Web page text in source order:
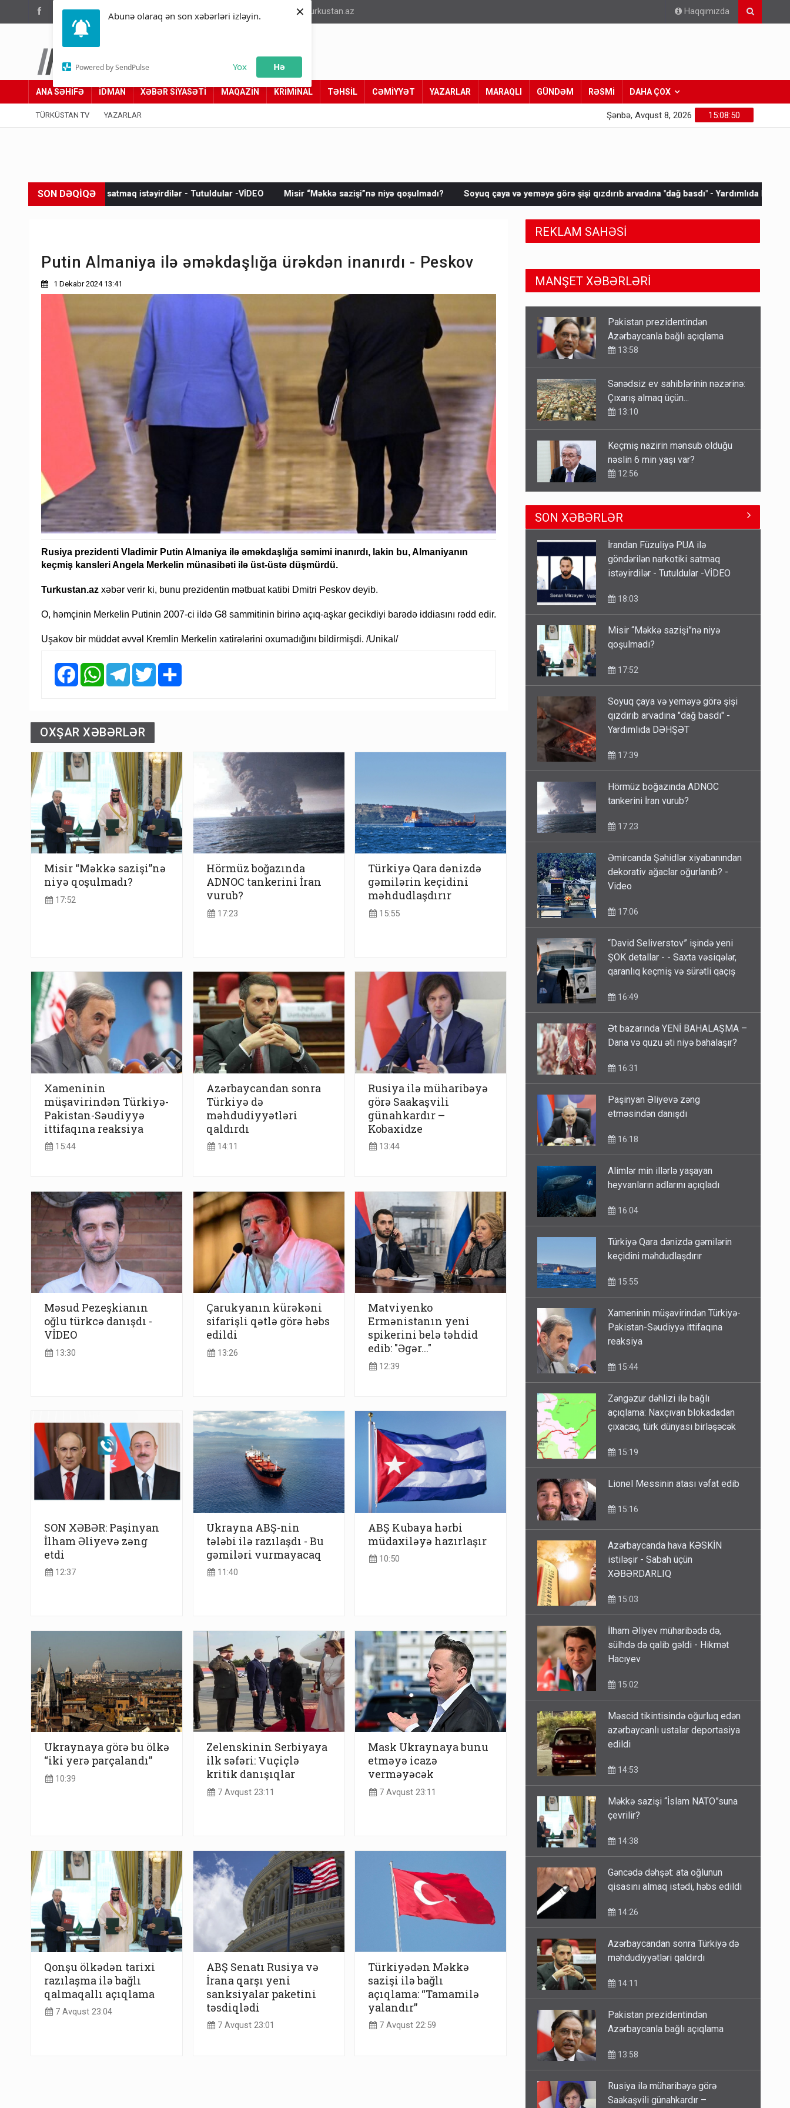
Abunə olaraq ən son xəbərləri izləyin.
Powered by SendPulse Yox Hə
×
(012) 449 94 05 info@turkustan.az Haqqımızda
Türküstan.az
Adımız yolumuzdur
ANA SƏHİFƏ İDMAN XƏBƏR SİYASƏTİ MAQAZİN KRİMİNAL TƏHSİL CƏMİYYƏT YAZARLAR MARAQLI GÜNDƏM RƏSMİ DAHA ÇOX
TÜRKÜSTAN TV YAZARLAR 15:08:51
Şənbə, Avqust 8, 2026
SON DƏQİQƏ
satmaq istəyirdilər - Tutuldular -VİDEO Misir “Məkkə sazişi”nə niyə qoşulmadı? Soyuq çaya və yeməyə görə şişi qızdırıb arvadına "dağ basdı" - Yardımlıda DƏHŞƏT Hörmüz
Putin Almaniya ilə əməkdaşlığa ürəkdən inanırdı - Peskov
1 Dekabr 2024 13:41
Rusiya prezidenti Vladimir Putin Almaniya ilə əməkdaşlığa səmimi inanırdı, lakin bu, Almaniyanın
keçmiş kansleri Angela Merkelin münasibəti ilə üst-üstə düşmürdü.
Turkustan.az xəbər verir ki, bunu prezidentin mətbuat katibi Dmitri Peskov deyib.
O, həmçinin Merkelin Putinin 2007-ci ildə G8 sammitinin birinə açıq-aşkar gecikdiyi barədə iddiasını rədd edir.
Uşakov bir müddət əvvəl Kremlin Merkelin xatirələrini oxumadığını bildirmişdi. /Unikal/
FacebookWhatsAppTelegramTwitter
OXŞAR XƏBƏRLƏR
Misir “Məkkə sazişi”nə
niyə qoşulmadı?
17:52
Hörmüz boğazında
ADNOC tankerini İran
vurub?
17:23
Türkiyə Qara dənizdə
gəmilərin keçidini
məhdudlaşdırır
15:55
Xameninin
müşavirindən Türkiyə-
Pakistan-Səudiyyə
ittifaqına reaksiya
15:44
Azərbaycandan sonra
Türkiyə də
məhdudiyyətləri
qaldırdı
14:11
Rusiya ilə müharibəyə
görə Saakaşvili
günahkardır –
Kobaxidze
13:44
Məsud Pezeşkianın
oğlu türkcə danışdı -
VİDEO
13:30
Çarukyanın kürəkəni
sifarişli qətlə görə həbs
edildi
13:26
Matviyenko
Ermənistanın yeni
spikerini belə təhdid
edib: "Əgər..."
12:39
SON XƏBƏR: Paşinyan
İlham Əliyevə zəng
etdi
12:37
Ukrayna ABŞ-nin
tələbi ilə razılaşdı - Bu
gəmiləri vurmayacaq
11:40
ABŞ Kubaya hərbi
müdaxiləyə hazırlaşır
10:50
Ukraynaya görə bu ölkə
“iki yerə parçalandı”
10:39
Zelenskinin Serbiyaya
ilk səfəri: Vuçiçlə
kritik danışıqlar
7 Avqust 23:11
Mask Ukraynaya bunu
etməyə icazə
verməyəcək
7 Avqust 23:11
Qonşu ölkədən tarixi
razılaşma ilə bağlı
qalmaqallı açıqlama
7 Avqust 23:04
ABŞ Senatı Rusiya və
İrana qarşı yeni
sanksiyalar paketini
təsdiqlədi
7 Avqust 23:01
Türkiyədən Məkkə
sazişi ilə bağlı
açıqlama: “Tamamilə
yalandır”
7 Avqust 22:59
REKLAM SAHƏSİ
MANŞET XƏBƏRLƏRİ
Sənədsiz ev sahiblərinin nəzərinə:
Çıxarış almaq üçün...
13:10
Keçmiş nazirin mənsub olduğu
nəslin 6 min yaşı var?
12:56
Britaniya Səfirliyi Vaşinqton
razılaşmasının ildönümü ilə bağlı
bəyanat yaydı
Paşinyan Əliyevə zəng
etməsindən danışdı
16:18
İlham Əliyev müharibədə də,
sülhdə də qalib gəldi - Hikmət
Azərbaycanla bağlı açıqlama
SON XƏBƏRLƏR
İrandan Füzuliyə PUA ilə
göndərilən narkotiki satmaq
Misir “Məkkə sazişi”nə niyə
Soyuq çaya və yeməyə görə şişi
qızdırıb arvadına "dağ basdı" -
Hörmüz boğazında ADNOC
Əmircanda Şəhidlər xiyabanından
dekorativ ağaclar oğurlanıb? -
“David Seliverstov” işində yeni
ŞOK detallar - - Saxta vəsiqələr,
Ət bazarında YENİ BAHALAŞMA –
Paşinyan Əliyevə zəng
Alimlər min illərlə yaşayan
Türkiyə Qara dənizdə gəmilərin
Xameninin müşavirindən Türkiyə-
Pakistan-Səudiyyə ittifaqına
Zəngəzur dəhlizi ilə bağlı
açıqlama: Naxçıvan blokadadan
Azərbaycanda hava KƏSKİN
istiləşir - Sabah üçün
İlham Əliyev müharibədə də,
sülhdə də qalib gəldi - Hikmət
Məscid tikintisində oğurluq edən
azərbaycanlı ustalar deportasiya
Məkkə sazişi “İslam NATO”suna
Gəncədə dəhşət: ata oğlunun
Azərbaycandan sonra Türkiyə də
Pakistan prezidentindən
Rusiya ilə müharibəyə görə